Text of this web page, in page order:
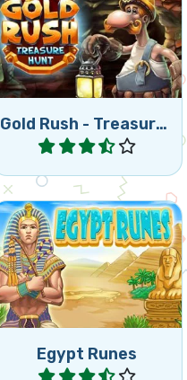
Gold Rush - Treasure Hunt
Divertido juego de
Collapse. Intenta conseguir
3 oros.
Jugar
Egypt Runes
Divertido juego de colapsar
en Egipto: alcanza la meta
indicada.
Jugar